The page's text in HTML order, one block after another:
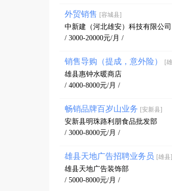
外贸销售 [容城县]
中新建（河北雄安）科技有限公司
/ 3000-20000元/月 /
销售导购（提成，意外险） [
雄县惠钟水暖商店
/ 4000-8000元/月 /
畅销品牌百岁山业务 [安新县]
安新县明珠路利朋食品批发部
/ 3000-8000元/月 /
雄县天地广告招聘业务员 [雄县]
雄县天地广告装饰部
/ 5000-8000元/月 /